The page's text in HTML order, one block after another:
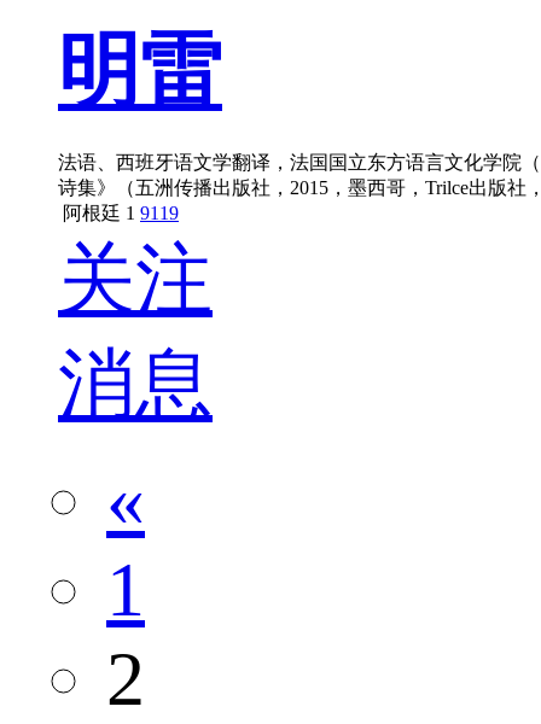
明雷
法语、西班牙语文学翻译，法国国立东方语言文化学院（
诗集》（五洲传播出版社，2015，墨西哥，Trilce出版社
阿根廷 1 9119
关注
消息
«
1
2